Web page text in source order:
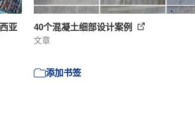
亚 40个混凝土细部设计案例
文章
添加书签